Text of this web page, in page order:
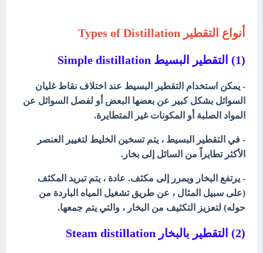
أنواع التقطير Types of Distillation
(1) التقطير البسيط Simple distillation
- يمكن استخدام التقطير البسيط عند اختلاف نقاط غليان
السوائل بشكل كبير عن بعضها البعض أو لفصل السوائل عن
المواد الصلبة أو المكونات غير المتطايرة.
- في التقطير البسيط ، يتم تسخين الخليط لتغيير العنصر
الأكثر تطايراً من السائل إلى بخار.
- يرتفع البخار ويمرر إلى مكثف. عادة ، يتم تبريد المكثف
(على سبيل المثال ، عن طريق تشغيل المياه الباردة من
حوله) لتعزيز التكثيف من البخار ، والتي يتم جمعها.
(2) التقطير بالبخار Steam distillation